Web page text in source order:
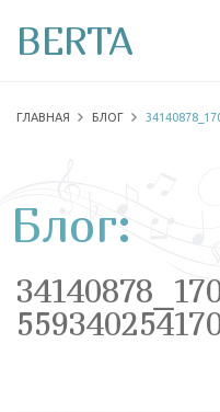
BERTA
ГЛАВНАЯ БЛОГ
Блог: